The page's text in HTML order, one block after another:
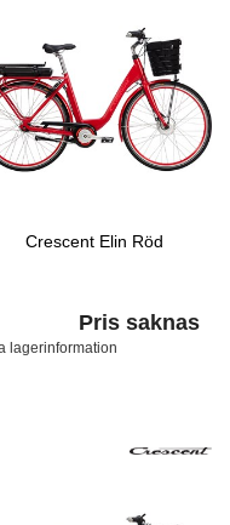
Crescent Elin Röd
Pris saknas
lagerinformation